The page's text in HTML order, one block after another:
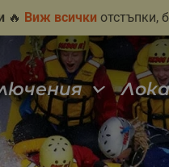
🔥 Виж всички отстъпки,